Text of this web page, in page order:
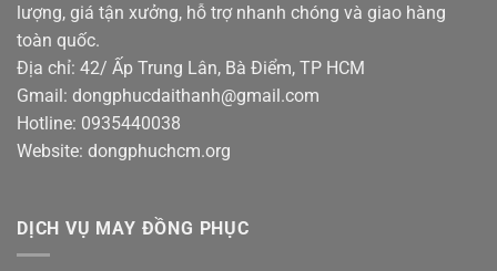
lượng, giá tận xưởng, hỗ trợ nhanh chóng và giao hàng
toàn quốc.
Địa chỉ: 42/ Ấp Trung Lân, Bà Điểm, TP HCM
Gmail: dongphucdaithanh@gmail.com
Hotline: 0935440038
Website: dongphuchcm.org
DỊCH VỤ MAY ĐỒNG PHỤC